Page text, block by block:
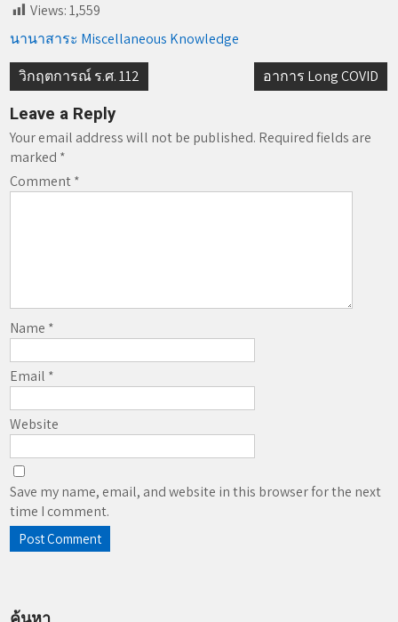
Views: 1,559
นานาสาระ Miscellaneous Knowledge
Post
navigation
วิกฤตการณ์ ร.ศ. 112 อาการ Long COVID
Leave a Reply
Your email address will not be published. Required fields are
marked *
Comment*
Name *
Email *
Website
Save my name, email, and website in this browser for the next
time I comment.
ค้นหา